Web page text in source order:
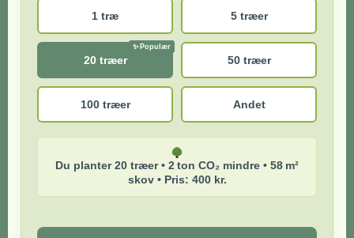
1 træ 5 træer
20 træer 50 træer
100 træer Andet
Du planter 20 træer • 2 ton CO₂ mindre • 58 m²
skov • Pris: 400 kr.